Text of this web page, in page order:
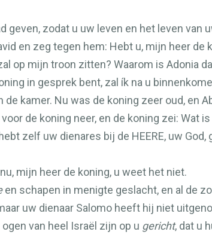
geven, zodat u uw leven en het leven van
en zeg tegen hem: Hebt u, mijn heer
op mijn troon zitten? Waarom is Adonia
in gesprek bent, zal ík na u
kamer. Nu was de koning zeer oud, en
de koning neer, en de koning zei: Wat
zelf uw dienares bij de HEERE, uw
mijn heer de koning, u weet het niet.
en schapen in menigte geslacht, en al de
uw dienaar Salomo heeft hij niet
van heel Israël zijn op u gericht, dat u